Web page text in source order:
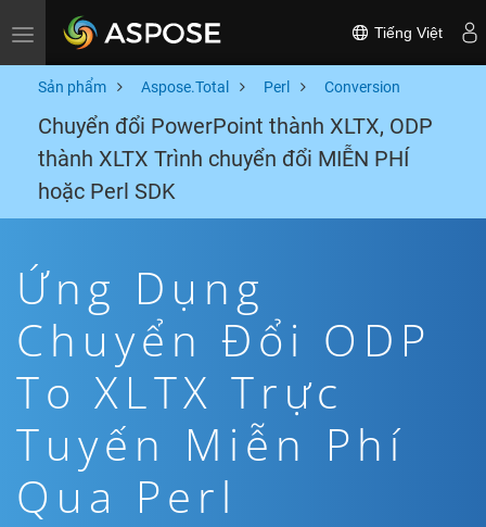
Toggle navigation Tiếng Việt
Sản phẩm Aspose.Total Perl Conversion
Chuyển đổi PowerPoint thành XLTX, ODP
thành XLTX Trình chuyển đổi MIỄN PHÍ
hoặc Perl SDK
Ứng Dụng
Chuyển Đổi ODP
To XLTX Trực
Tuyến Miễn Phí
Qua Perl